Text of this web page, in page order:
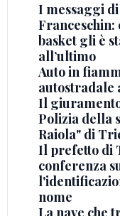
I messaggi
Franceschin:
basket gli è
all’ultimo
Auto in
autostradale
Il
Polizia della
Raiola" di
Il prefetto di
conferenza
nome